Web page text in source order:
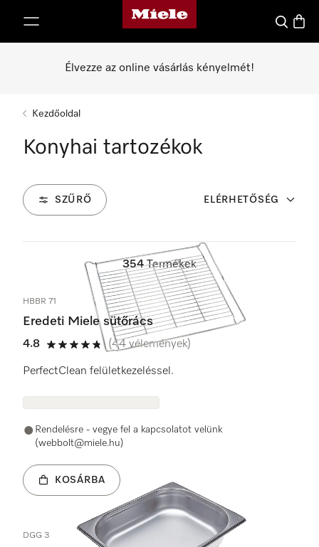
Miele honlapja
Kereses
Élvezze az online vásárlás kényelmét!
Kezdőoldal
Konyhai tartozékok
SZŰRŐ ELÉRHETŐSÉG
354 Termékek
HBBR 71
Eredeti Miele sütőrács
4.8
4.8 / 5
(44 vélemények)
PerfectClean felületkezeléssel.
Rendelésre - vegye fel a kapcsolatot velünk
(webbolt@miele.hu)
KOSÁRBA
DGG 3